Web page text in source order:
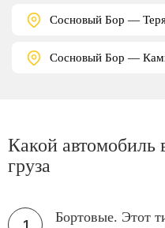
Сосновый Бор —
Сосновый Бор —
Какой автомобиль
груза
Бортовые. Этот